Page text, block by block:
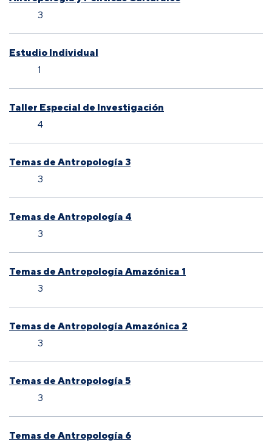
3
Estudio Individual
1
Taller Especial de Investigación
4
Temas de Antropología 3
3
Temas de Antropología 4
3
Temas de Antropología Amazónica 1
3
Temas de Antropología Amazónica 2
3
Temas de Antropología 5
3
Temas de Antropología 6